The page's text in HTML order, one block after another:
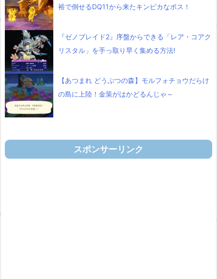
裕で倒せるDQ11から来たキンピカなボス！
『ゼノブレイド2』序盤からできる「レア・コアク
リスタル」を手っ取り早く集める方法!
【あつまれ どうぶつの森】モルフォチョウだらけ
の島に上陸！金策がはかどるんじゃ～
スポンサーリンク